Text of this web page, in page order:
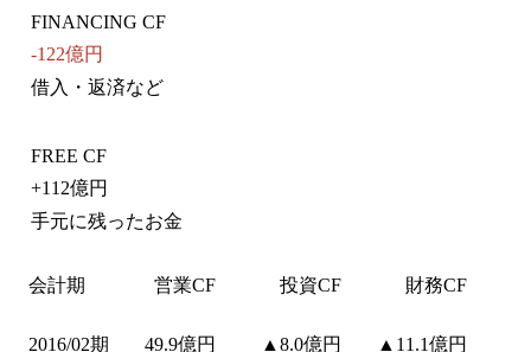
FINANCING CF
-122億円
借入・返済など
FREE CF
+112億円
手元に残ったお金
会計期 営業CF 投資CF 財務CF
2016/02期 49.9億円 ▲8.0億円 ▲11.1億円